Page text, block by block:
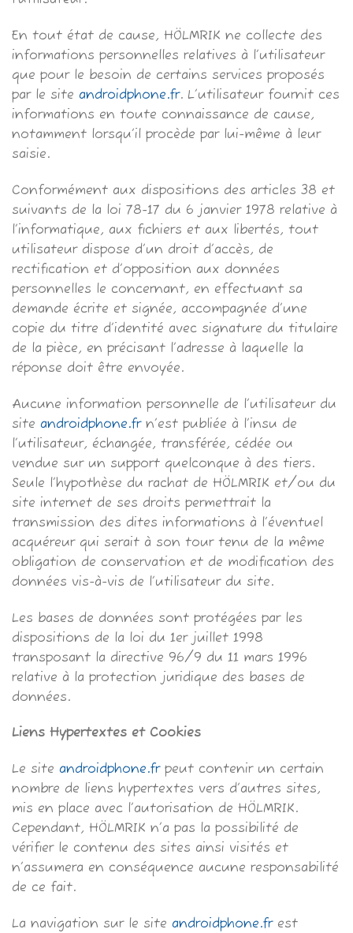
En tout état de cause, HÖLMRIK ne collecte des
informations personnelles relatives à l’utilisateur
que pour le besoin de certains services proposés
par le site androidphone.fr. L’utilisateur fournit ces
informations en toute connaissance de cause,
notamment lorsqu’il procède par lui-même à leur
saisie.
Conformément aux dispositions des articles 38 et
suivants de la loi 78-17 du 6 janvier 1978 relative à
l’informatique, aux fichiers et aux libertés, tout
utilisateur dispose d’un droit d’accès, de
rectification et d’opposition aux données
personnelles le concernant, en effectuant sa
demande écrite et signée, accompagnée d’une
copie du titre d’identité avec signature du titulaire
de la pièce, en précisant l’adresse à laquelle la
réponse doit être envoyée.
Aucune information personnelle de l’utilisateur du
site androidphone.frn’est publiée à l’insu de
l’utilisateur, échangée, transférée, cédée ou
vendue sur un support quelconque à des tiers.
Seule l’hypothèse du rachat de HÖLMRIK et/ou du
site internet de ses droits permettrait la
transmission des dites informations à l’éventuel
acquéreur qui serait à son tour tenu de la même
obligation de conservation et de modification des
données vis-à-vis de l’utilisateur du site.
Les bases de données sont protégées par les
dispositions de la loi du 1er juillet 1998
transposant la directive 96/9 du 11 mars 1996
relative à la protection juridique des bases de
données.
Liens Hypertextes et Cookies
Le site androidphone.frpeut contenir un certain
nombre de liens hypertextes vers d’autres sites,
mis en place avec l’autorisation de HÖLMRIK.
Cependant, HÖLMRIK n’a pas la possibilité de
vérifier le contenu des sites ainsi visités et
n’assumera en conséquence aucune responsabilité
de ce fait.
La navigation sur le site androidphone.frest